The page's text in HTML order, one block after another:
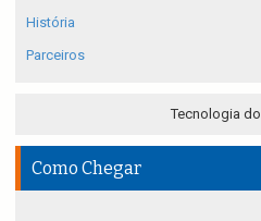
História
Parceiros
Tecnologia do
Como Chegar